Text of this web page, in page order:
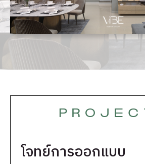
โจทย์การออกแบบ